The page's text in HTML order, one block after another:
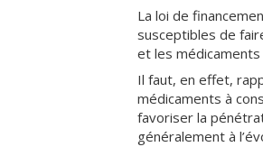
La loi de
susceptibles de
et les
Il faut, en effet,
médicaments à
favoriser la
généralement à